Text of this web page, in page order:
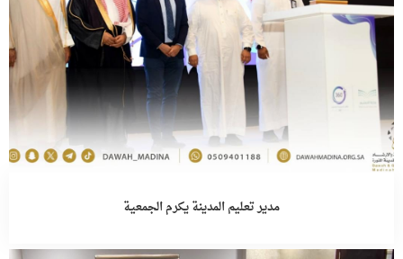
مدير تعليم المدينة يكرم الجمعية